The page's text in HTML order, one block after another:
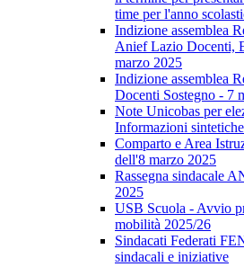
time per l'anno
Indizione assemblea
Anief Lazio Docenti,
marzo 2025
Indizione assemblea
Docenti Sostegno - 7
Note Unicobas per
Informazioni
Comparto e Area
dell'8 marzo 2025
Rassegna sindacale
2025
USB Scuola - Avvio
mobilità 2025/26
Sindacati Federati
sindacali e iniziative